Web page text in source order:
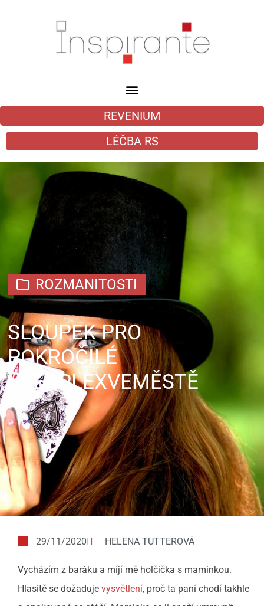
REVENIUM
LÉČBA RS
ROZMANITOSTI
SLOUPEK PRO
POKROČILÉ
#PERPLEXVEMĚSTĚ
29/11/2020 HELENA TUTTEROVÁ
Vycházím z baráku a míjí mě holčička s maminkou.
Hlasitě se dožaduje vysvětlení, proč ta paní chodí takhle